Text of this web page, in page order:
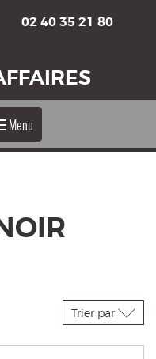
02 40 35 21 80
Menu
Trier par